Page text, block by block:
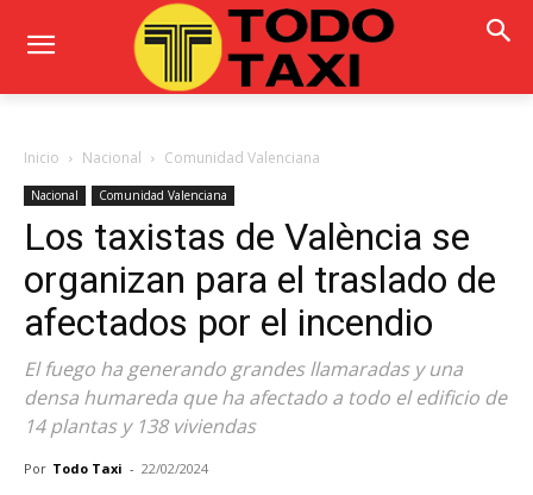
Inicio Nacional Comunidad Valenciana
Nacional Comunidad Valenciana
Los taxistas de València se
organizan para el traslado de
afectados por el incendio
El fuego ha generando grandes llamaradas y una
densa humareda que ha afectado a todo el edificio de
14 plantas y 138 viviendas
Por Todo Taxi - 22/02/2024